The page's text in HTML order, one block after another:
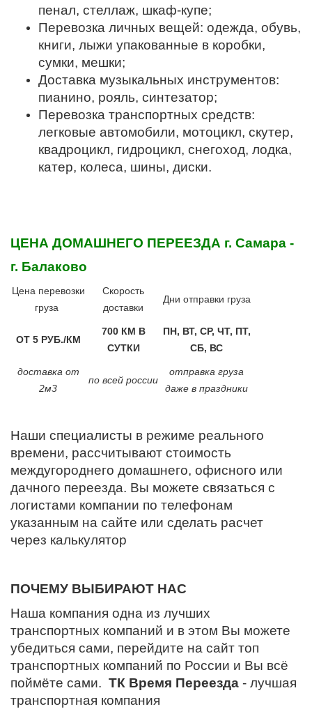
пенал, стеллаж, шкаф-купе;
Перевозка личных вещей: одежда, обувь,
книги, лыжи упакованные в коробки,
сумки, мешки;
Доставка музыкальных инструментов:
пианино, рояль, синтезатор;
Перевозка транспортных средств:
легковые автомобили, мотоцикл, скутер,
квадроцикл, гидроцикл, снегоход, лодка,
катер, колеса, шины, диски.
ЦЕНА ДОМАШНЕГО ПЕРЕЕЗДА г. Самара -
г. Балаково
Цена перевозки
груза
Скорость
доставки
Дни отправки груза
ОТ 5 РУБ./КМ
700 КМ В
СУТКИ
ПН, ВТ, СР, ЧТ, ПТ,
СБ, ВС
доставка от
2м3
по всей россии
отправка груза
даже в праздники
Наши специалисты в режиме реального
времени, рассчитывают стоимость
междугороднего домашнего, офисного или
дачного переезда. Вы можете связаться с
логистами компании по телефонам
указанным на сайте или сделать расчет
через калькулятор
ПОЧЕМУ ВЫБИРАЮТ НАС
Наша компания одна из лучших
транспортных компаний и в этом Вы можете
убедиться сами, перейдите на сайт топ
транспортных компаний по России и Вы всё
поймёте сами. ТК Время Переезда - лучшая
транспортная компания